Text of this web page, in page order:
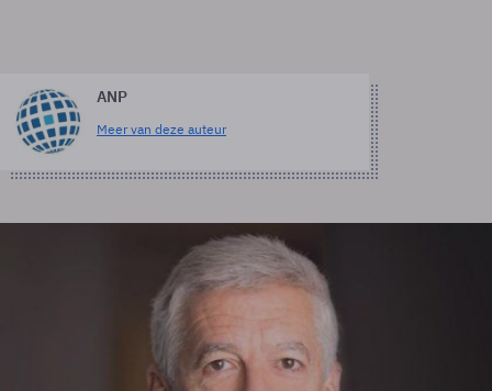
ANP
Meer van deze auteur